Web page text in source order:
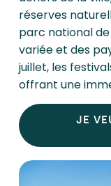
réserves
parc national
variée et des
juillet, les
offrant une
JE